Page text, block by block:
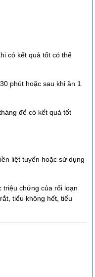
có kết quả tốt có thể
phút hoặc sau khi ăn 1
để có kết quả tốt
liệt tuyến hoặc sử dụng
triệu chứng của rối loạn
tiểu không hết, tiểu